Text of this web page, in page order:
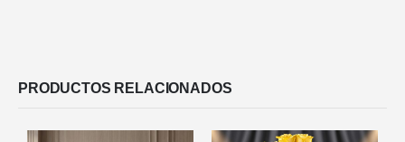
PRODUCTOS RELACIONADOS